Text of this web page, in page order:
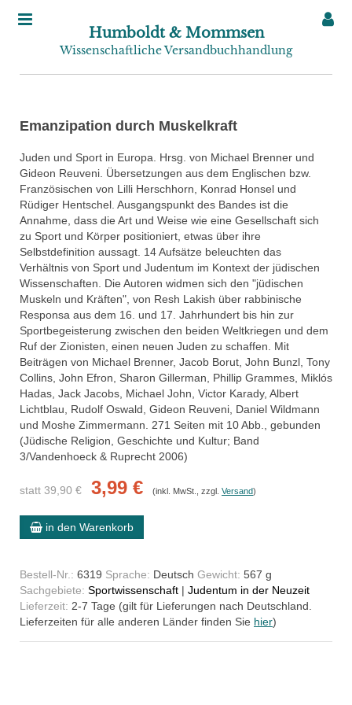
Humboldt & Mommsen
Wissenschaftliche Versandbuchhandlung
Emanzipation durch Muskelkraft
Juden und Sport in Europa. Hrsg. von Michael Brenner und
Gideon Reuveni. Übersetzungen aus dem Englischen bzw.
Französischen von Lilli Herschhorn, Konrad Honsel und
Rüdiger Hentschel. Ausgangspunkt des Bandes ist die
Annahme, dass die Art und Weise wie eine Gesellschaft sich
zu Sport und Körper positioniert, etwas über ihre
Selbstdefinition aussagt. 14 Aufsätze beleuchten das
Verhältnis von Sport und Judentum im Kontext der jüdischen
Wissenschaften. Die Autoren widmen sich den "jüdischen
Muskeln und Kräften", von Resh Lakish über rabbinische
Responsa aus dem 16. und 17. Jahrhundert bis hin zur
Sportbegeisterung zwischen den beiden Weltkriegen und dem
Ruf der Zionisten, einen neuen Juden zu schaffen. Mit
Beiträgen von Michael Brenner, Jacob Borut, John Bunzl, Tony
Collins, John Efron, Sharon Gillerman, Phillip Grammes, Miklós
Hadas, Jack Jacobs, Michael John, Victor Karady, Albert
Lichtblau, Rudolf Oswald, Gideon Reuveni, Daniel Wildmann
und Moshe Zimmermann. 271 Seiten mit 10 Abb., gebunden
(Jüdische Religion, Geschichte und Kultur; Band
3/Vandenhoeck & Ruprecht 2006)
statt 39,90 € 3,99 € (inkl. MwSt., zzgl. Versand)
in den Warenkorb
Bestell-Nr.: 6319 Sprache: Deutsch Gewicht: 567 g
Sachgebiete: Sportwissenschaft | Judentum in der Neuzeit
Lieferzeit: 2-7 Tage (gilt für Lieferungen nach Deutschland.
Lieferzeiten für alle anderen Länder finden Sie hier)